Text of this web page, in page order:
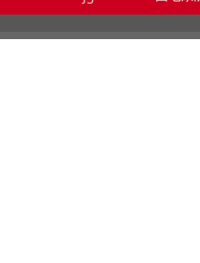
京ICP备